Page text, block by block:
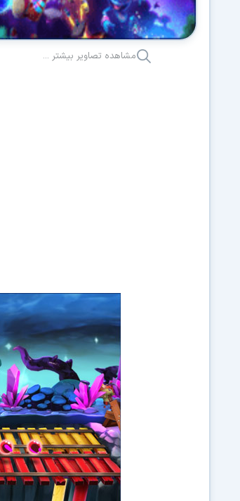
مشاهده تصاویر بیشتر ...